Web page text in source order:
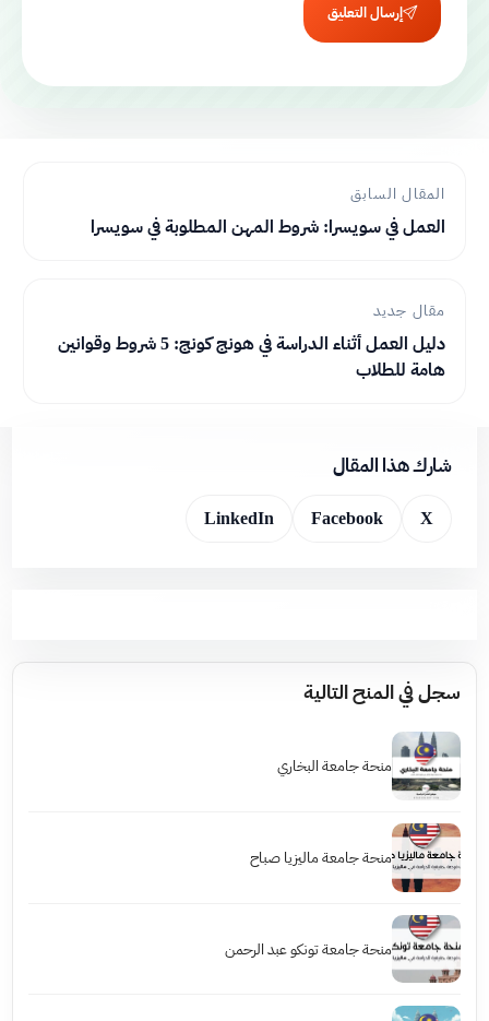
إرسال التعليق
المقال السابق
العمل في سويسرا: شروط المهن المطلوبة في سويسرا
مقال جديد
دليل العمل أثناء الدراسة في هونج كونج: 5 شروط وقوانين
هامة للطلاب
شارك هذا المقال
X
Facebook
LinkedIn
سجل في المنح التالية
منحة جامعة البخاري
منحة جامعة ماليزيا صباح
منحة جامعة تونكو عبد الرحمن